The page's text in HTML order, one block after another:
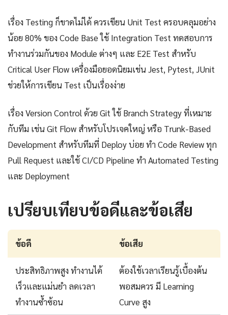
เรื่อง Testing ก็ขาดไม่ได้ ควรเขียน Unit Test ครอบคลุมอย่าง
น้อย 80% ของ Code Base ใช้ Integration Test ทดสอบการ
ทำงานร่วมกันของ Module ต่างๆ และ E2E Test สำหรับ
Critical User Flow เครื่องมือยอดนิยมเช่น Jest, Pytest, JUnit
ช่วยให้การเขียน Test เป็นเรื่องง่าย
เรื่อง Version Control ด้วย Git ใช้ Branch Strategy ที่เหมาะ
กับทีม เช่น Git Flow สำหรับโปรเจคใหญ่ หรือ Trunk-Based
Development สำหรับทีมที่ Deploy บ่อย ทำ Code Review ทุก
Pull Request และใช้ CI/CD Pipeline ทำ Automated Testing
และ Deployment
เปรียบเทียบข้อดีและข้อเสีย
ข้อดี ข้อเสีย
ประสิทธิภาพสูง ทำงานได้
เร็วและแม่นยำ ลดเวลา
ทำงานซ้ำซ้อน
ต้องใช้เวลาเรียนรู้เบื้องต้น
พอสมควร มี Learning
Curve สูง